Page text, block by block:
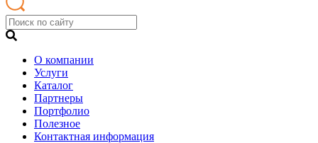
О компании
Услуги
Каталог
Партнеры
Портфолио
Полезное
Контактная информация